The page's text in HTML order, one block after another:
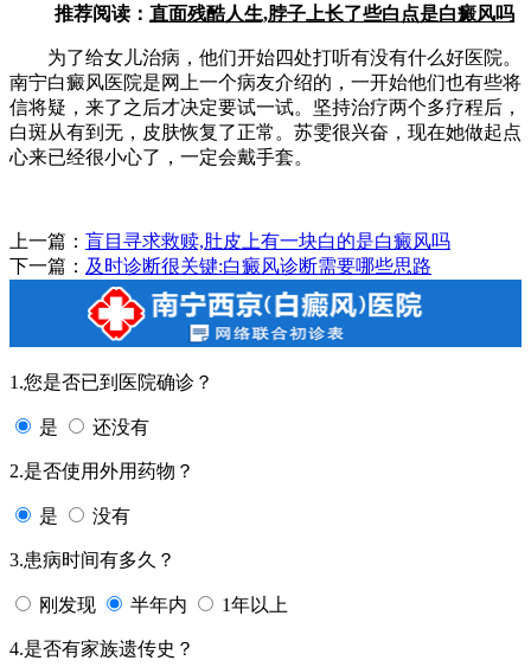
推荐阅读： 直面残酷人生,脖子上长了些白点是白癜风吗
为了给女儿治病，他们开始四处打听有没有什么好医院。
南宁白癜风医院是网上一个病友介绍的，一开始他们也有些将
信将疑，来了之后才决定要试一试。坚持治疗两个多疗程后，
白斑从有到无，皮肤恢复了正常。苏雯很兴奋，现在她做起点
心来已经很小心了，一定会戴手套。
上一篇： 盲目寻求救赎,肚皮上有一块白的是白癜风吗
下一篇： 及时诊断很关键:白癜风诊断需要哪些思路
1.您是否已到医院确诊？
是 还没有
2.是否使用外用药物？
是 没有
3.患病时间有多久？
刚发现 半年内 1年以上
4.是否有家族遗传史？